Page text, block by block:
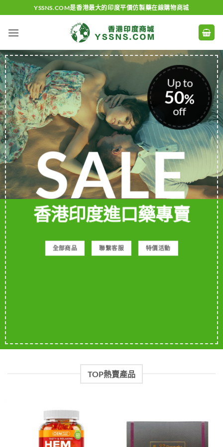
to
content
YSSNS.COM是香港最大的印度平價仿製藥在線購物商城
Up to
50%
off
SALE
香港印度進口藥專賣
全部商品 聯繫客服 特價活動
TOP熱賣產品